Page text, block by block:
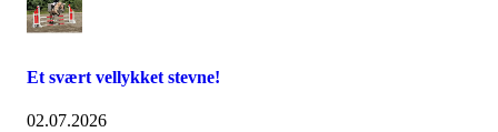
Et svært vellykket stevne!
02.07.2026